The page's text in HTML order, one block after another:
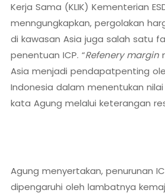
Kerja Sama (KLIK) Kementerian
menngungkapkan, pergolakan
di kawasan Asia juga salah satu
penentuan ICP. “Refenery margin
Asia menjadi pendapatpenting
Indonesia dalam menentukan nilai
kata Agung melalui keterangan
Agung menyertakan, penurunan
dipengaruhi oleh lambatnya